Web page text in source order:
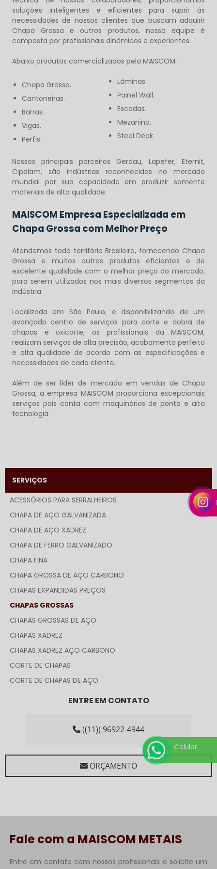
soluções inteligentes e eficientes para suprir às
necessidades de nossos clientes que buscam adquirir
Chapa Grossa e outros produtos, nossa equipe é
composta por profissionais dinâmicos e experientes.
Abaixo produtos comercializados pela MAISCOM.
Chapa Grossa.
Cantoneiras.
Barras.
Vigas.
Perfis.
Lâminas.
Painel Wall.
Escadas.
Mezanino.
Steel Deck.
Nossos principais parceiros Gerdau, Lapefer, Eternit,
Cipalam, são indústrias reconhecidas no mercado
mundial por sua capacidade em produzir somente
materiais de alta qualidade.
MAISCOM Empresa Especializada em
Chapa Grossa com Melhor Preço
Atendemos todo território Brasileiro, fornecendo Chapa
Grossa e muitos outros produtos eficientes e de
excelente qualidade com o melhor preço do mercado,
para serem utilizados nos mais diversos segmentos da
indústria.
Localizada em São Paulo, e disponibilizando de um
avançado centro de serviços para corte e dobra de
chapas e oxicorte, os profissionais da MAISCOM,
realizam serviços de alta precisão, acabamento perfeito
e alta qualidade de acordo com as especificações e
necessidades de cada cliente.
Além de ser líder de mercado em vendas de Chapa
Grossa, a empresa MAISCOM proporciona excepcionais
serviços pois conta com maquinários de ponta e alta
tecnologia.
SERVIÇOS
ACESSÓRIOS PARA SERRALHEIROS
CHAPA DE AÇO GALVANIZADA
CHAPA DE AÇO XADREZ
CHAPA DE FERRO GALVANIZADO
CHAPA FINA
CHAPA GROSSA DE AÇO CARBONO
CHAPAS EXPANDIDAS PREÇOS
CHAPAS GROSSAS
CHAPAS GROSSAS DE AÇO
CHAPAS XADREZ
CHAPAS XADREZ AÇO CARBONO
CORTE DE CHAPAS
CORTE DE CHAPAS DE AÇO
CORTE E DOBRA DE CHAPAS DE AÇO
DISTRIBUIDORA DE ESTRUTURAS METÁLICAS
DISTRIBUIDORA DE VIGAS DE FERRO
EMPRESA DE DOBRA DE CHAPAS
EPI PARA MÁQUINA DE SOLDA
EPI SERRALHERIA
ENTRE EM CONTATO
((11)) 96922-4944
ORÇAMENTO
Fale com a MAISCOM METAIS
Entre em contato com nossos profissionais e solicite um
Celular